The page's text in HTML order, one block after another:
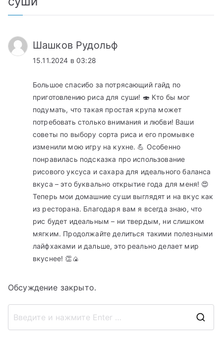
Шашков Рудольф
15.11.2024 в 03:28
Большое спасибо за потрясающий гайд по
приготовлению риса для суши! 🍣 Кто бы мог
подумать, что такая простая крупа может
потребовать столько внимания и любви! Ваши
советы по выбору сорта риса и его промывке
изменили мою игру на кухне. 💪 Особенно
понравилась подсказка про использование
рисового уксуса и сахара для идеального баланса
вкуса – это буквально открытие года для меня! 😍
Теперь мои домашние суши выглядят и на вкус как
из ресторана. Благодаря вам я всегда знаю, что
рис будет идеальным – ни твердым, ни слишком
мягким. Продолжайте делиться такими полезными
лайфхаками и дальше, это реально делает мир
вкуснее! 👏🍙
Обсуждение закрыто.